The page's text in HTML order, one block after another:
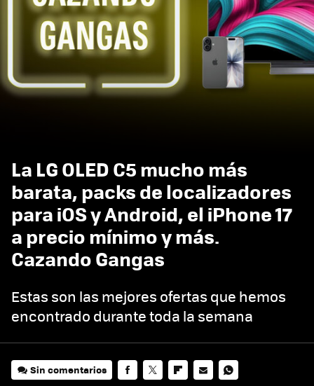
La LG OLED C5 mucho más
barata, packs de localizadores
para iOS y Android, el iPhone 17
a precio mínimo y más.
Cazando Gangas
Estas son las mejores ofertas que hemos
encontrado durante toda la semana
Sin comentarios